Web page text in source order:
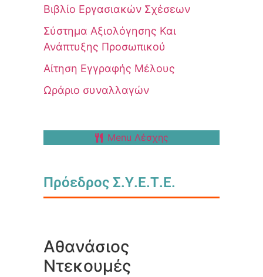
Βιβλίο Εργασιακών Σχέσεων
Σύστημα Αξιολόγησης Και
Ανάπτυξης Προσωπικού
Αίτηση Εγγραφής Μέλους
Ωράριο συναλλαγών
Menu Λέσχης
Πρόεδρος Σ.Υ.Ε.Τ.Ε.
Αθανάσιος
Ντεκουμές